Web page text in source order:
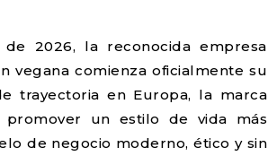
2026, la reconocida empresa
vegana comienza oficialmente su
trayectoria en Europa, la marca
promover un estilo de vida más
de negocio moderno, ético y sin